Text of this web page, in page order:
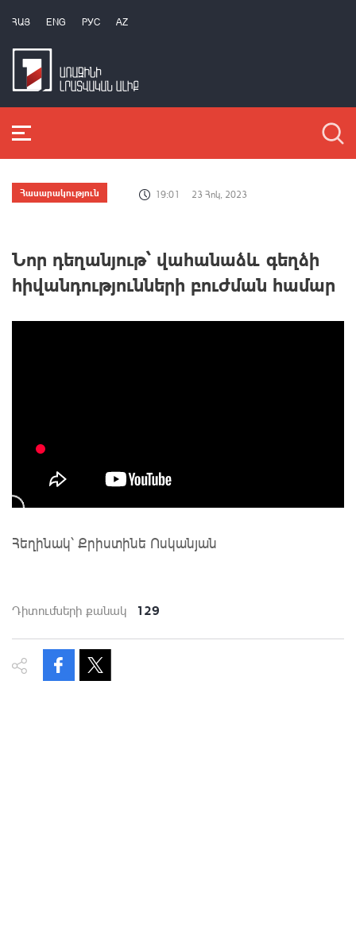
ՀԱՅ ENG РУС AZ
Հասարակություն 19:01 23 Հոկ, 2023
Նոր դեղանյութ՝ վահանաձև գեղձի
հիվանդությունների բուժման համար
Հեղինակ՝ Քրիստինե Ոսկանյան
Դիտումների քանակ 129